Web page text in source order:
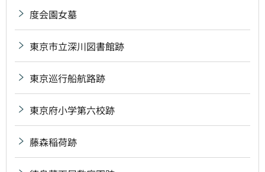
度会園女墓
東京市立深川図書館跡
東京巡行船航路跡
東京府小学第六校跡
藤森稲荷跡